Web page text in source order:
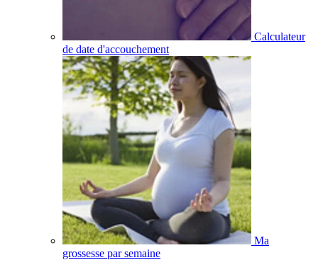
Calculateur
de date d'accouchement
Ma
grossesse par semaine